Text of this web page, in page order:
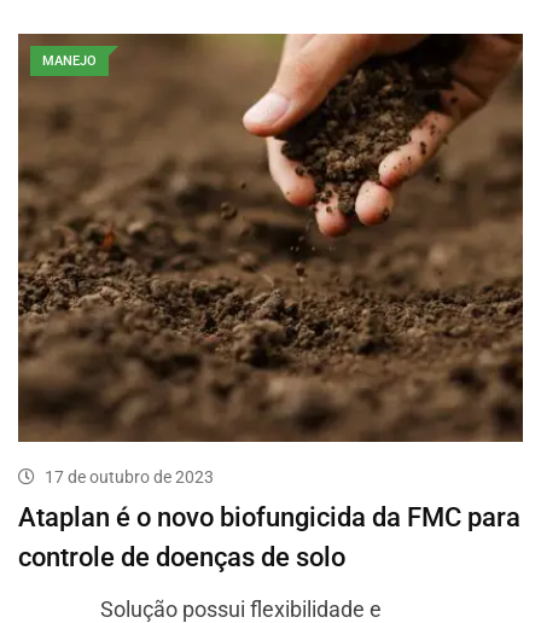
MANEJO
17 de outubro de 2023
Ataplan é o novo biofungicida da FMC para
controle de doenças de solo
Solução possui flexibilidade e